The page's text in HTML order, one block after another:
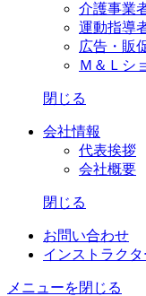
介護事業
運動指導
広告・販
Ｍ＆Ｌシ
閉じる
会社情報
代表挨拶
会社概要
閉じる
お問い合わせ
インストラク
メニューを閉じる